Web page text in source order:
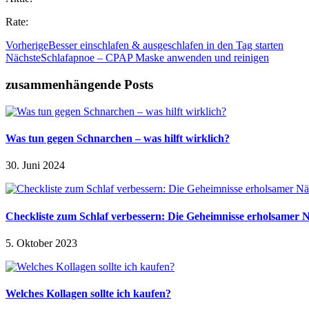
Rate:
VorherigeBesser einschlafen & ausgeschlafen in den Tag starten
NächsteSchlafapnoe – CPAP Maske anwenden und reinigen
zusammenhängende Posts
Was tun gegen Schnarchen – was hilft wirklich?
30. Juni 2024
Checkliste zum Schlaf verbessern: Die Geheimnisse erholsamer
5. Oktober 2023
Welches Kollagen sollte ich kaufen?